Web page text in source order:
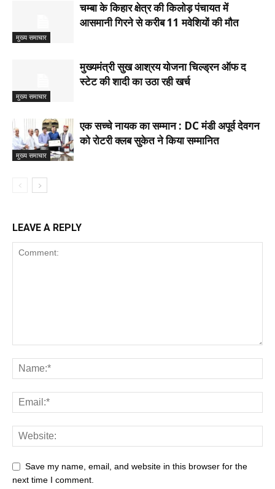
मुख्य समाचार
चम्बा के किहार क्षेत्र की किलोड़ पंचायत में
आसमानी गिरने से करीब 11 मवेशियों की मौत
मुख्य समाचार
मुख्यमंत्री सुख आश्रय योजना चिल्ड्रन ऑफ द
स्टेट की शादी का उठा रही खर्च
मुख्य समाचार
एक सच्चे नायक का सम्मान : DC मंडी अपूर्व देवगन
को रोटरी क्लब सुकेत ने किया सम्मानित
LEAVE A REPLY
Save my name, email, and website in this browser for the
next time I comment.